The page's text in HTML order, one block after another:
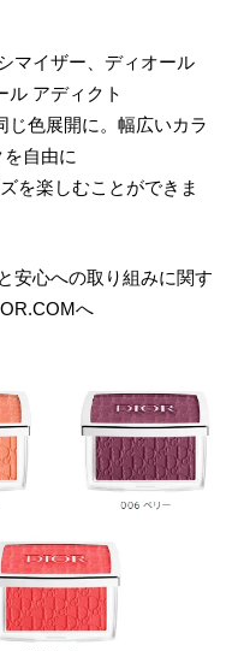
マイザー、ディオール
ル アディクト
じ色展開に。幅広いカラ
自由に
を楽しむことができま
安心への取り組みに関す
へ